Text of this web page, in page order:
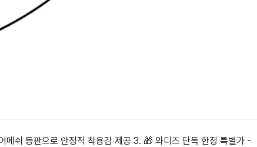
쉬 등판으로 안정적 착용감 제공 3. 🎁 와디즈 단독 한정 특별가 -